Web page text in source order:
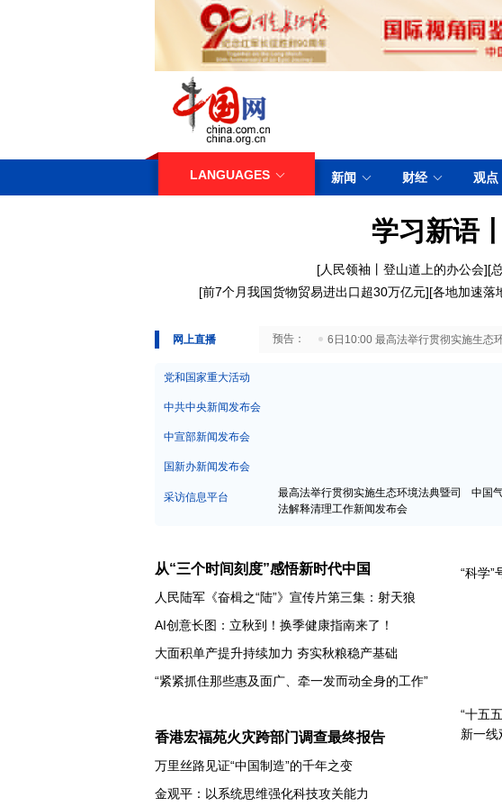
LANGUAGES 新闻 财经 观点
学习新语
[人民领袖丨登山道上的办公会][
[前7个月我国货物贸易进出口超30万亿元][各地加速落
网上直播
29日10:00 国务院台湾事务办公室7月29日举行新闻发布会 6日10:00 最高法举行贯彻实施生态
党和国家重大活动
中共中央新闻发布会
中宣部新闻发布会
国新办新闻发布会
采访信息平台
最高法举行贯彻实施生态环境法典暨司
法解释清理工作新闻发布会
中国
从“三个时间刻度”感悟新时代中国
人民陆军《奋楫之“陆”》宣传片第三集：射天狼
AI创意长图：立秋到！换季健康指南来了！
大面积单产提升持续加力 夯实秋粮稳产基础
香港宏福苑火灾跨部门调查最终报告
万里丝路见证“中国制造”的千年之变
金观平：以系统思维强化科技攻关能力